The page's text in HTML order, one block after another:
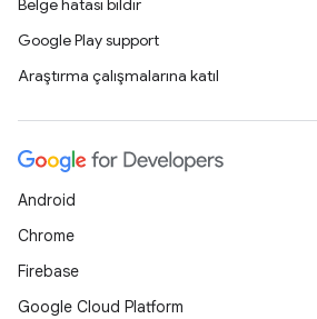
Belge hatası bildir
Google Play support
Araştırma çalışmalarına katıl
Android
Chrome
Firebase
Google Cloud Platform